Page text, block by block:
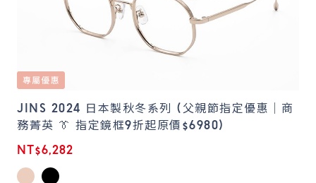
JINS 2024 日本製秋冬系列 (父親節指定優惠｜商
務菁英 👔 指定鏡框9折起原價$6980)
NT$6,282